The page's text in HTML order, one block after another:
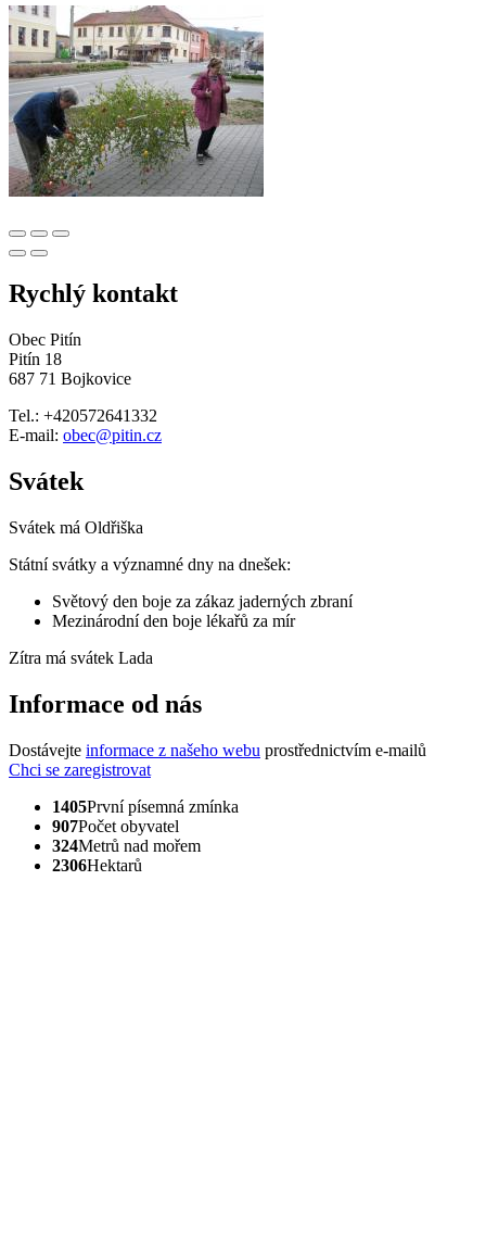
Rychlý kontakt
Obec Pitín
Pitín 18
687 71 Bojkovice
Tel.: +420572641332
E-mail: obec@pitin.cz
Svátek
Svátek má Oldřiška
Státní svátky a významné dny na dnešek:
Světový den boje za zákaz jaderných zbraní
Mezinárodní den boje lékařů za mír
Zítra má svátek Lada
Informace od nás
Dostávejte informace z našeho webu prostřednictvím e-mailů
Chci se zaregistrovat
1405První písemná zmínka
907Počet obyvatel
324Metrů nad mořem
2306Hektarů